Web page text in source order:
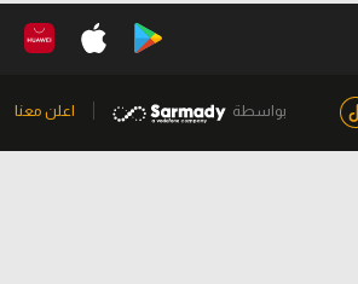
بواسطة اعلن معنا